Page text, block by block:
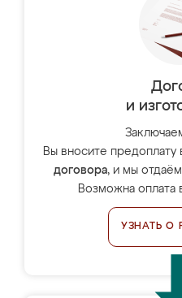
и
Вы вносите предоплату
договора, и мы
Возможна оплата
УЗНАТЬ О